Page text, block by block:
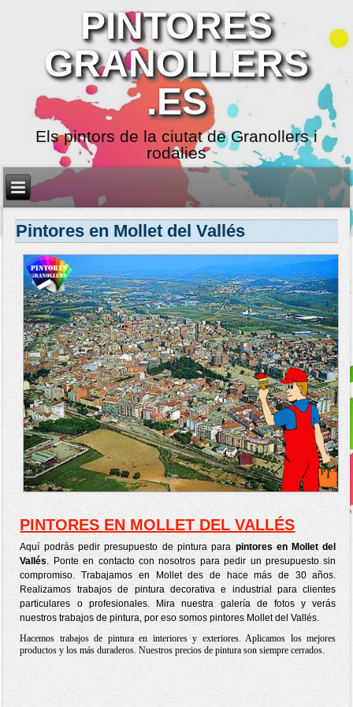
PINTORES
GRANOLLERS
.ES
Els pintors de la ciutat de Granollers i
rodalies
Pintores en Mollet del Vallés
PINTORES EN MOLLET DEL VALLÉS
Aquí podrás pedir presupuesto de pintura para pintores en Mollet del
Vallés. Ponte en contacto con nosotros para pedir un presupuesto sin
compromiso. Trabajamos en Mollet des de hace más de 30 años.
Realizamos trabajos de pintura decorativa e industrial para clientes
particulares o profesionales. Mira nuestra galería de fotos y verás
nuestros trabajos de pintura, por eso somos pintores Mollet del Vallés.
Hacemos trabajos de pintura en interiores y exteriores. Aplicamos los mejores
productos y los más duraderos. Nuestros precios de pintura son siempre cerrados.